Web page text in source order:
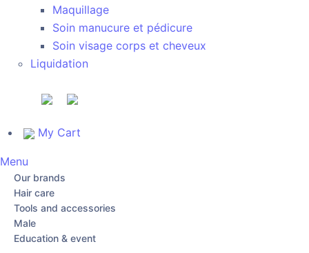
My Cart
Maquillage
Soin manucure et pédicure
Soin visage corps et cheveux
Liquidation
Menu
Our brands
Hair care
Tools and accessories
Male
Education & event